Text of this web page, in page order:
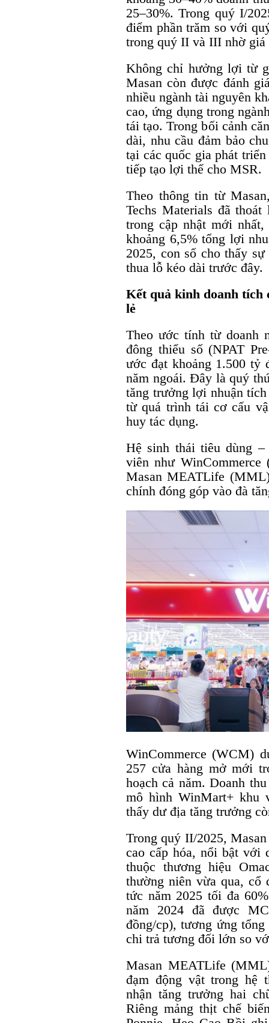
25–30%. Trong quý I/
điểm phần trăm so với
trong quý II và III nhờ giá
Không chỉ hưởng lợi từ
Masan còn được đánh
nhiều ngành tài nguyên
cao, ứng dụng trong
tái tạo. Trong bối cảnh
dài, nhu cầu đảm bảo
tại các quốc gia phát
tiếp tạo lợi thế cho MSR.
Theo thông tin từ
Techs Materials đã
trong cập nhật mới
khoảng 6,5% tổng lợi
2025, con số cho thấy
thua lỗ kéo dài trước đây.
Kết quả kinh doanh tích
lẻ
Theo ước tính từ doanh
đông thiểu số (NPAT
ước đạt khoảng 1.500 tỷ
năm ngoái. Đây là quý
tăng trưởng lợi nhuận
từ quá trình tái cơ cấu
huy tác dụng.
Hệ sinh thái tiêu dùng
viên như
Masan MEATLife
chính đóng góp vào đà
WinCommerce (WCM)
257 cửa hàng mở mới
hoạch cả năm. Doanh
mô hình WinMart+ khu
thấy dư địa tăng trưởng
Trong quý II/2025,
cao cấp hóa, nổi bật với
thuộc thương hiệu
thường niên vừa qua, cổ
tức năm 2025 tối đa
năm 2024 đã được
đồng/cp), tương ứng
chi trả tương đối lớn so
Masan MEATLife
đạm động vật trong hệ
nhận tăng trưởng hai
Riêng mảng thịt chế